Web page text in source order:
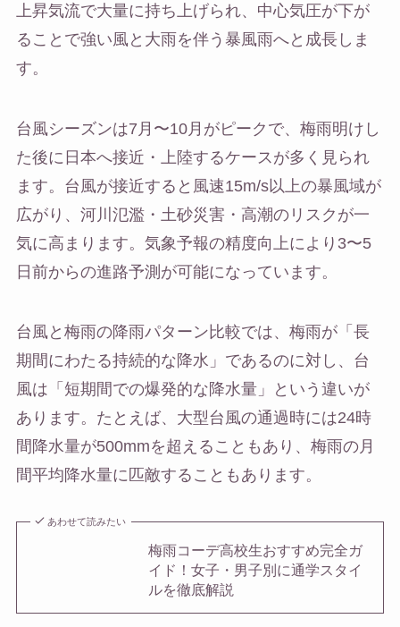
上昇気流で大量に持ち上げられ、中心気圧が下が
ることで強い風と大雨を伴う暴風雨へと成長しま
す。
台風シーズンは7月〜10月がピークで、梅雨明けし
た後に日本へ接近・上陸するケースが多く見られ
ます。台風が接近すると風速15m/s以上の暴風域が
広がり、河川氾濫・土砂災害・高潮のリスクが一
気に高まります。気象予報の精度向上により3〜5
日前からの進路予測が可能になっています。
台風と梅雨の降雨パターン比較では、梅雨が「長
期間にわたる持続的な降水」であるのに対し、台
風は「短期間での爆発的な降水量」という違いが
あります。たとえば、大型台風の通過時には24時
間降水量が500mmを超えることもあり、梅雨の月
間平均降水量に匹敵することもあります。
あわせて読みたい
梅雨コーデ高校生おすすめ完全ガ
イド！女子・男子別に通学スタイ
ルを徹底解説